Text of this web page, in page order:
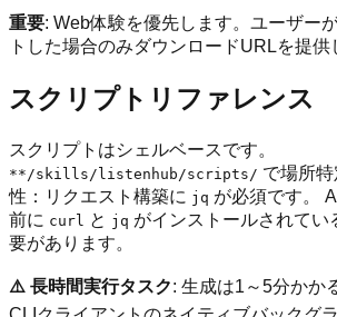
重要: Web体験を優先します。ユーザー
トした場合のみダウンロードURLを提供
スクリプトリファレンス
スクリプトはシェルベースです。
**/skills/listenhub/scripts/ で場所
性：リクエスト構築に jq が必須です。
前に curl と jq がインストールされてい
要があります。
⚠️ 長時間実行タスク: 生成は1～5分かか